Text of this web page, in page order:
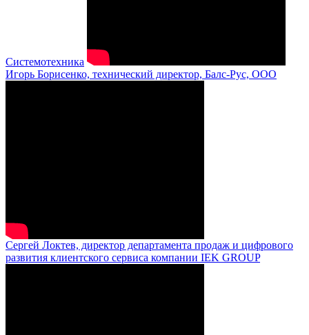
Системотехника
Игорь Борисенко, технический директор, Балс-Рус, ООО
Сергей Локтев, директор департамента продаж и цифрового
развития клиентского сервиса компании IEK GROUP